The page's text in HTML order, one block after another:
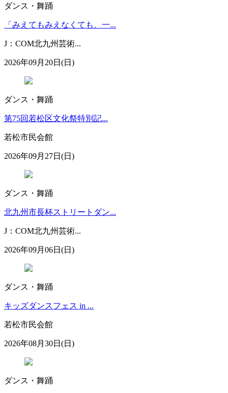
ダンス・舞踊
「みえてもみえなくても、一...
J：COM北九州芸術...
2026年09月20日(日)
ダンス・舞踊
第75回若松区文化祭特別記...
若松市民会館
2026年09月27日(日)
ダンス・舞踊
北九州市長杯ストリートダン...
J：COM北九州芸術...
2026年09月06日(日)
ダンス・舞踊
キッズダンスフェス in ...
若松市民会館
2026年08月30日(日)
ダンス・舞踊